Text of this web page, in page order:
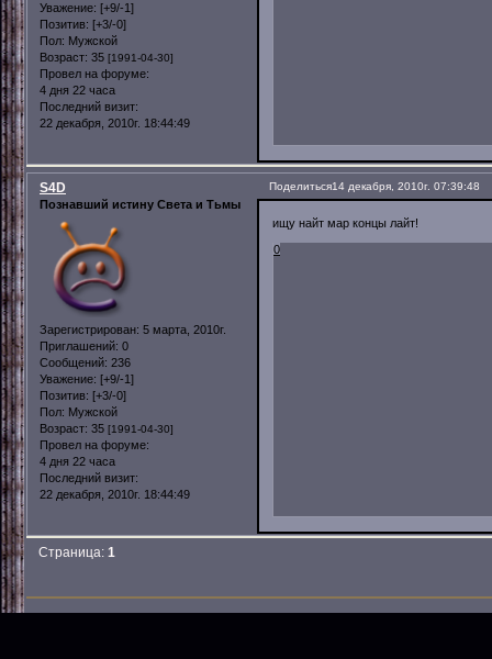
Уважение: [+9/-1]
Позитив: [+3/-0]
Пол: Мужской
Возраст: 35 [1991-04-30]
Провел на форуме:
4 дня 22 часа
Последний визит:
22 декабря, 2010г. 18:44:49
Поделиться14 декабря, 2010г. 07:39:48
S4D
Познавший истину Света и Тьмы
Зарегистрирован: 5 марта, 2010г.
Приглашений: 0
Сообщений: 236
Уважение: [+9/-1]
Позитив: [+3/-0]
Пол: Мужской
Возраст: 35 [1991-04-30]
Провел на форуме:
4 дня 22 часа
Последний визит:
22 декабря, 2010г. 18:44:49
ищу найт мар концы лайт!
0
Страница:1